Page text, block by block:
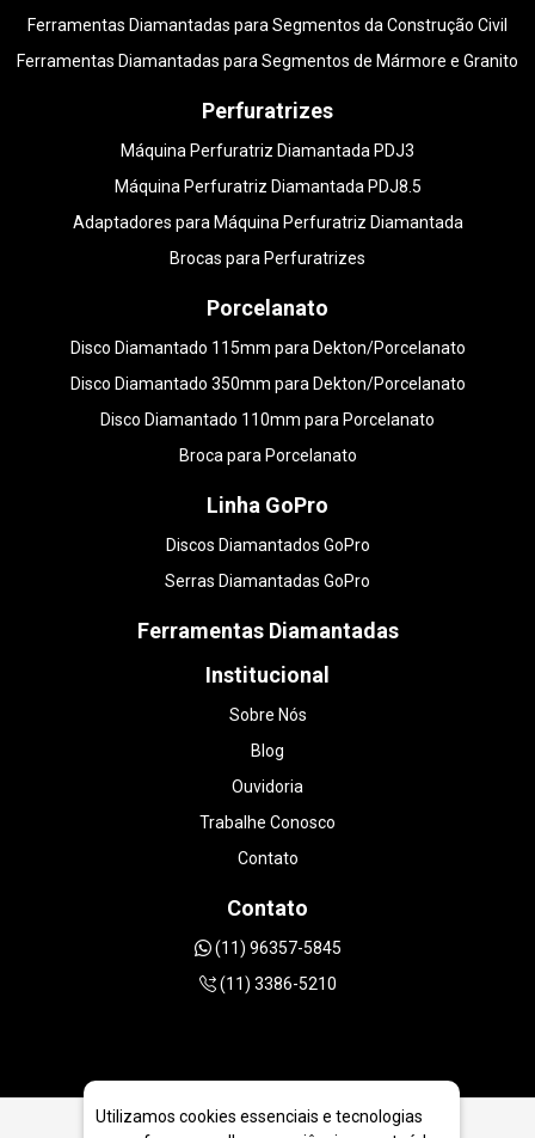
Ferramentas Diamantadas para Segmentos da Construção Civil
Ferramentas Diamantadas para Segmentos de Mármore e Granito
Perfuratrizes
Máquina Perfuratriz Diamantada PDJ3
Máquina Perfuratriz Diamantada PDJ8.5
Adaptadores para Máquina Perfuratriz Diamantada
Brocas para Perfuratrizes
Porcelanato
Disco Diamantado 115mm para Dekton/Porcelanato
Disco Diamantado 350mm para Dekton/Porcelanato
Disco Diamantado 110mm para Porcelanato
Broca para Porcelanato
Linha GoPro
Discos Diamantados GoPro
Serras Diamantadas GoPro
Ferramentas Diamantadas
Institucional
Sobre Nós
Blog
Ouvidoria
Trabalhe Conosco
Contato
Contato
(11) 96357-5845
(11) 3386-5210
Utilizamos cookies essenciais e tecnologias